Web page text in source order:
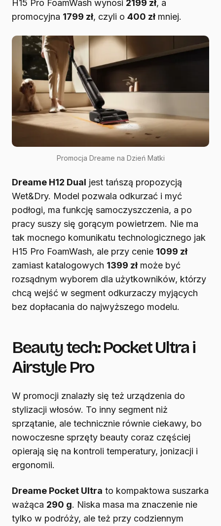
H15 Pro FoamWash wynosi 2199 zł, a
promocyjna 1799 zł, czyli o 400 zł mniej.
Promocja Dreame na Dzień Matki
Dreame H12 Dual jest tańszą propozycją
Wet&Dry. Model pozwala odkurzać i myć
podłogi, ma funkcję samoczyszczenia, a po
pracy suszy się gorącym powietrzem. Nie ma
tak mocnego komunikatu technologicznego jak
H15 Pro FoamWash, ale przy cenie 1099 zł
zamiast katalogowych 1399 zł może być
rozsądnym wyborem dla użytkowników, którzy
chcą wejść w segment odkurzaczy myjących
bez dopłacania do najwyższego modelu.
Beauty tech: Pocket Ultra i
Airstyle Pro
W promocji znalazły się też urządzenia do
stylizacji włosów. To inny segment niż
sprzątanie, ale technicznie równie ciekawy, bo
nowoczesne sprzęty beauty coraz częściej
opierają się na kontroli temperatury, jonizacji i
ergonomii.
Dreame Pocket Ultra to kompaktowa suszarka
ważąca 290 g. Niska masa ma znaczenie nie
tylko w podróży, ale też przy codziennym